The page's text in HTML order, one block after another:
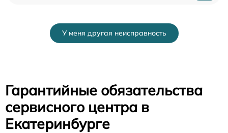
У меня другая неисправность
Гарантийные обязательства
сервисного центра в
Екатеринбурге